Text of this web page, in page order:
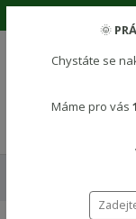
👌 Edice s
🌞
Chystáte se
Máme pro vás